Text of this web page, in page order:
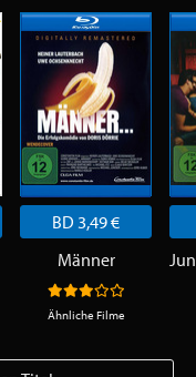
BD 3,49 €
Männer
Ähnliche Filme